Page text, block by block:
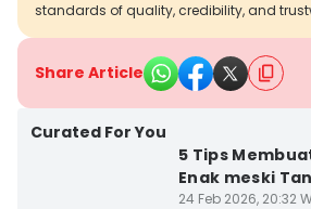
standards of quality, credibility, and
Share Article
Curated For You
5 Tips
Enak meski
24 Feb 2026, 20:32